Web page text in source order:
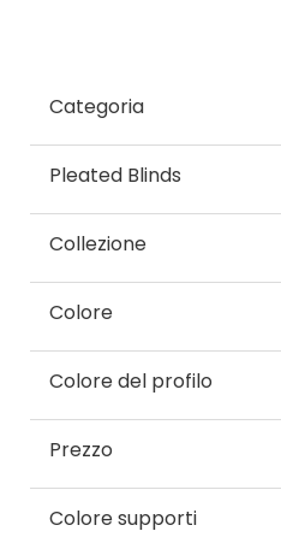
Categoria
Pleated Blinds
Collezione
Colore
Colore del profilo
Prezzo
Colore supporti